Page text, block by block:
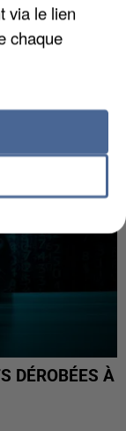
PAR UNE
DÉROBÉES À
via le lien
chaque